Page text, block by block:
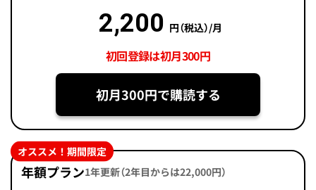
2,200 円（税込）/月
初回登録は初月300円
初月300円で購読する
年額プラン1年更新（2年目からは22,000円）
オススメ！期間限定